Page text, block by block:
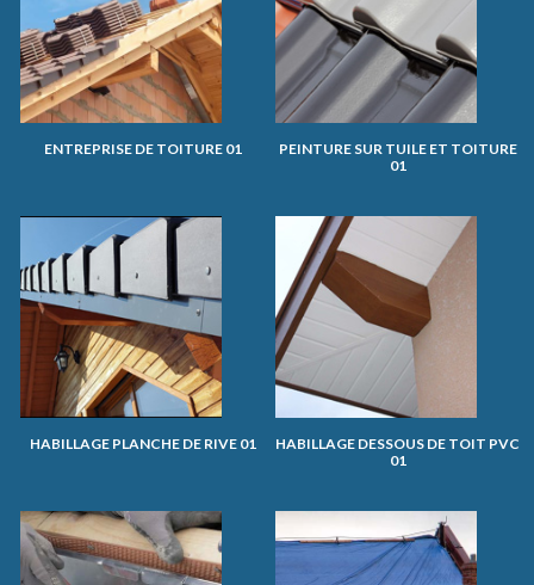
ENTREPRISE DE TOITURE 01
PEINTURE SUR TUILE ET TOITURE
01
HABILLAGE PLANCHE DE RIVE 01
HABILLAGE DESSOUS DE TOIT PVC
01